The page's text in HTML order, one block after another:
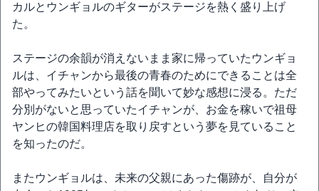
カルとウンギョルのギターがステージを熱く盛り上げ
た。
ステージの余韻が消えないまま家に帰っていたウンギョ
ルは、イチャンから最後の青春のためにできることは全
部やってみたいという話を聞いて妙な感想に浸る。ただ
分別がないと思っていたイチャンが、お金を稼いで祖母
ヤンヒの韓国料理店を取り戻すという夢を見ていること
を知ったのだ。
またウンギョルは、未来の父親にあった傷跡が、自分が